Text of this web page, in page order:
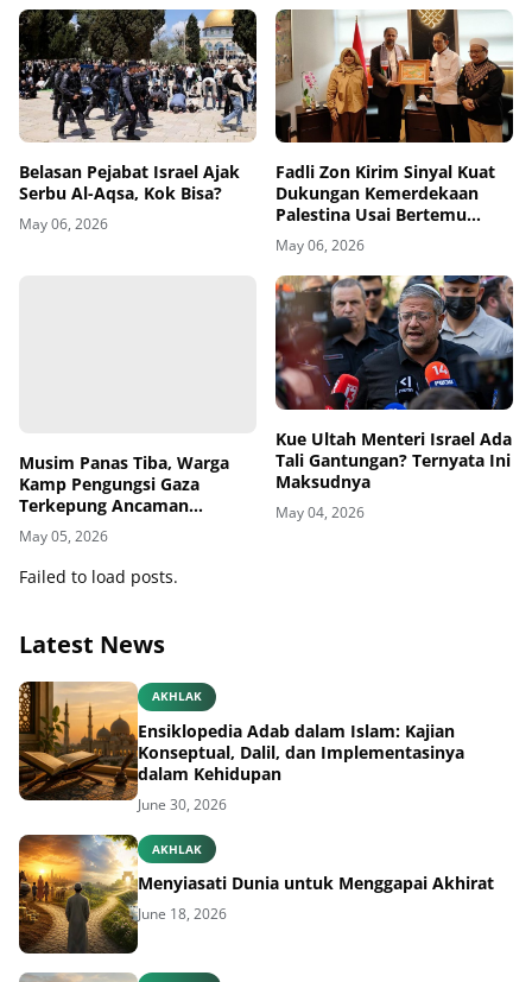
Belasan Pejabat Israel Ajak
Serbu Al-Aqsa, Kok Bisa?
May 06, 2026
Fadli Zon Kirim Sinyal Kuat
Dukungan Kemerdekaan
Palestina Usai Bertemu
Delegasi di Kemenbud
May 06, 2026
Kamp Pengungsi Gaza
Terkepung Ancaman
Penyakit Kulit
May 05, 2026
Kue Ultah Menteri Israel Ada
Tali Gantungan? Ternyata Ini
Maksudnya
May 04, 2026
Failed to load posts.
Ensiklopedia Adab dalam Islam: Kajian
Konseptual, Dalil, dan Implementasinya
dalam Kehidupan
June 30, 2026
Menyiasati Dunia untuk Menggapai Akhirat
June 18, 2026